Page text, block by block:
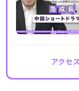
アクセ